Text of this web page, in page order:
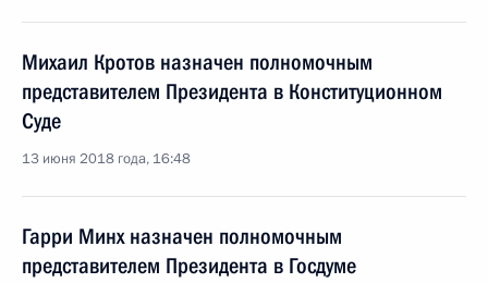
Михаил Кротов назначен полномочным
представителем Президента в Конституционном
Суде
13 июня 2018 года, 16:48
Гарри Минх назначен полномочным
представителем Президента в Госдуме